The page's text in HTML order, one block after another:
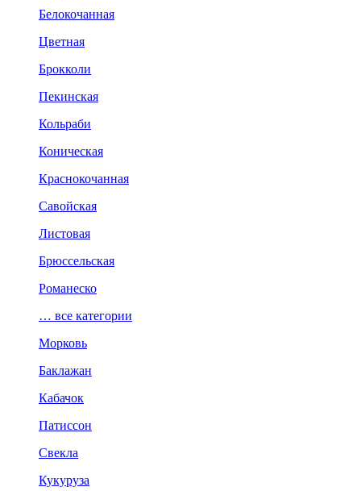
Белокочанная
Цветная
Брокколи
Пекинская
Кольраби
Коническая
Краснокочанная
Савойская
Листовая
Брюссельская
Романеско
… все категории
Морковь
Баклажан
Кабачок
Патиссон
Свекла
Кукуруза